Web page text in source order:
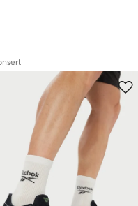
1213,